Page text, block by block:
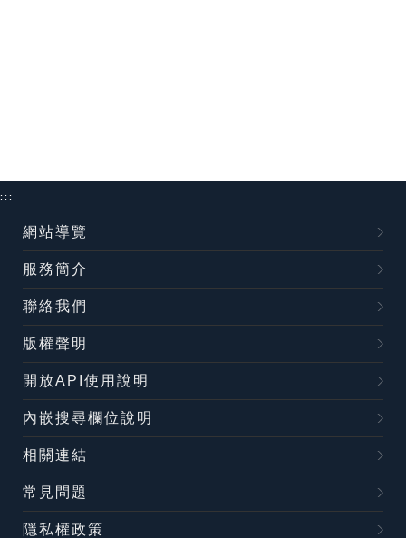
:::
網站導覽
服務簡介
聯絡我們
版權聲明
開放API使用說明
內嵌搜尋欄位說明
相關連結
常見問題
隱私權政策